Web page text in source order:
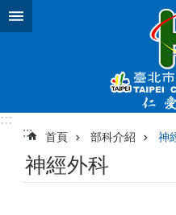
跳到主要內容區塊
:::
:::
首頁 部科介紹 神
神經外科